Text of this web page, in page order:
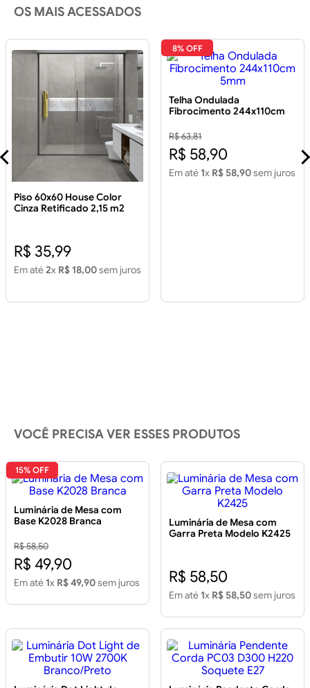
OS MAIS ACESSADOS
Piso 60x60 House Color
Cinza Retificado 2,15 m2
R$ 35,99
Em até2x R$ 18,00sem juros
8% OFF
Telha Ondulada
Fibrocimento 244x110cm
R$ 63,81
R$ 58,90
Em até 1x R$ 58,90sem juros
VOCÊ PRECISA VER ESSES PRODUTOS
15% OFF
Luminária de Mesa com
Base K2028 Branca
R$ 58,50
R$ 49,90
Em até 1x R$ 49,90sem juros
Luminária de Mesa com
Garra Preta Modelo K2425
R$ 58,50
Em até 1x R$ 58,50sem juros